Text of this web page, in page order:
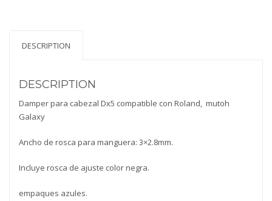
DESCRIPTION
DESCRIPTION
Damper para cabezal Dx5 compatible con Roland, mutoh
Galaxy
Ancho de rosca para manguera: 3×2.8mm.
Incluye rosca de ajuste color negra.
empaques azules.